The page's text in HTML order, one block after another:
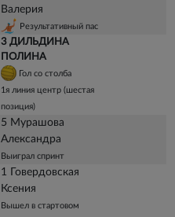
Валерия
Результативный пас
3 ДИЛЬДИНА
ПОЛИНА
Гол со столба
1я линия центр (шестая
позиция)
5 Мурашова
Александра
Выиграл спринт
1 Говердовская
Ксения
Вышел в стартовом